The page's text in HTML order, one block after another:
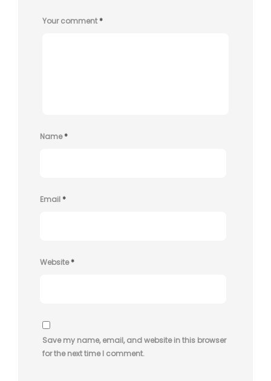
Your comment*
Name*
Email*
Website*
Save my name, email, and website in this browser
for the next time I comment.